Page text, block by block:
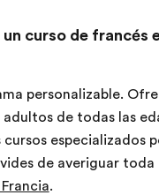
curso de francés
personalizable.
adultos de todas las
especializados
de averiguar
.